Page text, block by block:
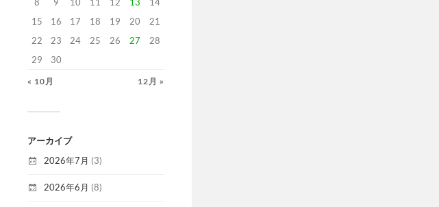
15
16 17 18 19 20
21
22
23 24 25 26 27
28
29
30
« 10月 12月 »
アーカイブ
2026年7月 (3)
2026年6月 (8)